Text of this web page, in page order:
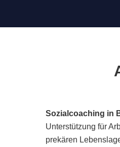
Sozialcoaching in
Unterstützung für
prekären